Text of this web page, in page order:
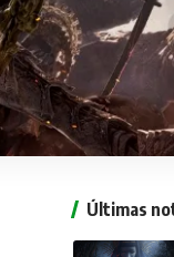
Últimas